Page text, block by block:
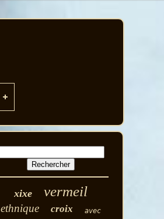
xixe vermeil
ethnique croix avec